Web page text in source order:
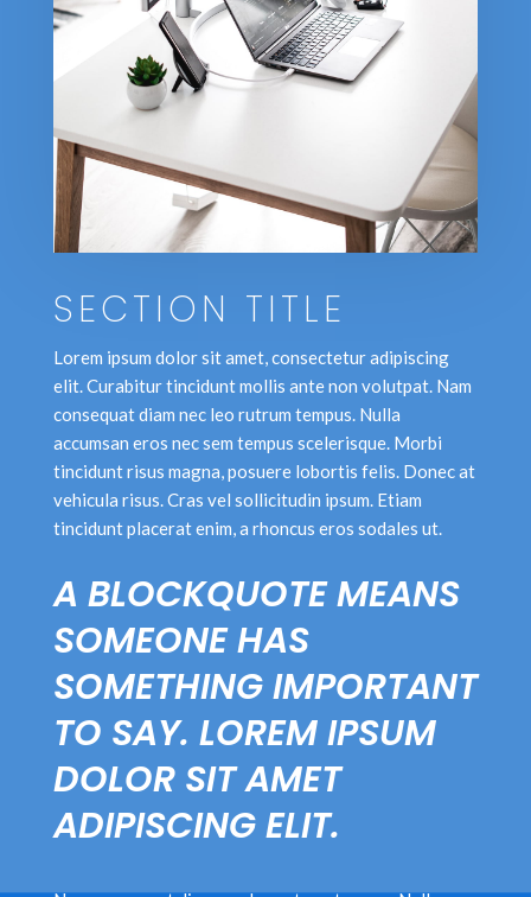
SECTION TITLE
Lorem ipsum dolor sit amet, consectetur adipiscing
elit. Curabitur tincidunt mollis ante non volutpat. Nam
consequat diam nec leo rutrum tempus. Nulla
accumsan eros nec sem tempus scelerisque. Morbi
tincidunt risus magna, posuere lobortis felis. Donec at
vehicula risus. Cras vel sollicitudin ipsum. Etiam
tincidunt placerat enim, a rhoncus eros sodales ut.
A BLOCKQUOTE MEANS
SOMEONE HAS
SOMETHING IMPORTANT
TO SAY. LOREM IPSUM
DOLOR SIT AMET
ADIPISCING ELIT.